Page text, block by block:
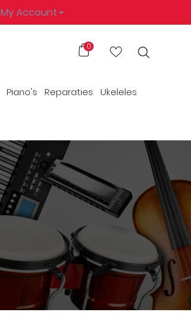
My Account
0
Piano's Reparaties
Ukeleles